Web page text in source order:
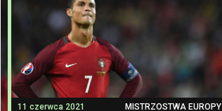
11 czerwca 2021 MISTRZOSTWA EUROPY